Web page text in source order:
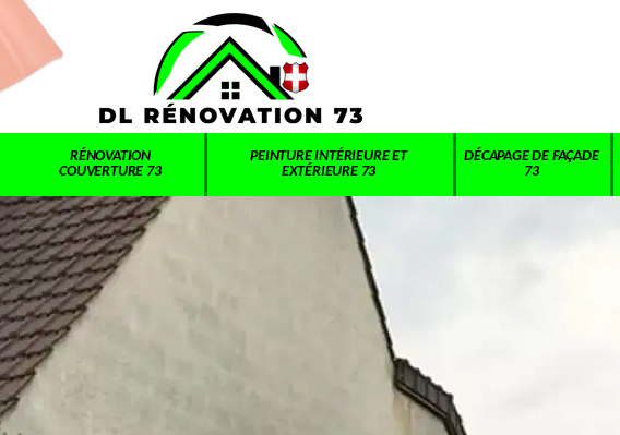
RÉNOVATION
COUVERTURE 73
PEINTURE INTÉRIEURE ET
EXTÉRIEURE 73
DÉCAPAGE DE FAÇADE
73